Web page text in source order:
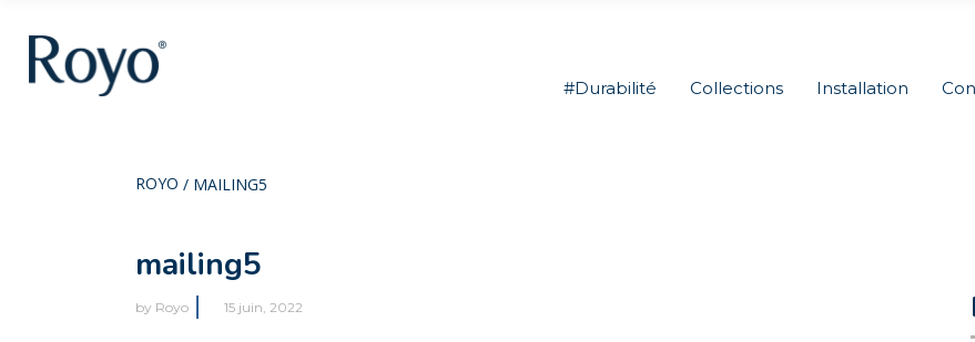
#Durabilité Collections Installation
ROYO / MAILING5
mailing5
by Royo 15 juin, 2022